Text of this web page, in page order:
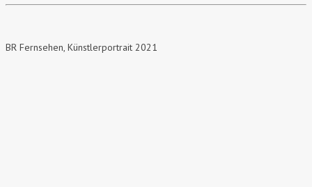
BR Fernsehen, Künstlerportrait 2021